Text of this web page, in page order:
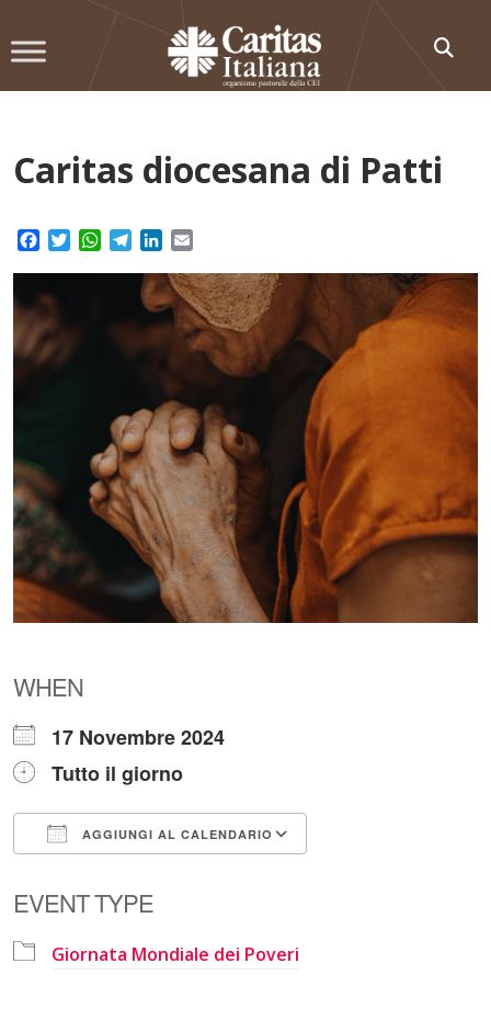
to
Caritas diocesana di Patti
Facebook
TwitterWhatsApp
TelegramLinkedIn
WHEN
17 Novembre 2024
Tutto il giorno
AGGIUNGI AL CALENDARIO
EVENT TYPE
Giornata Mondiale dei Poveri